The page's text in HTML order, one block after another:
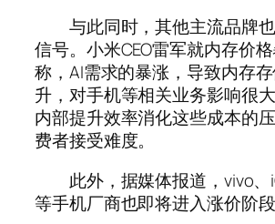
与此同时，其他主流品牌也
信号。小米CEO雷军就内存价
称，AI需求的暴涨，导致内存
升，对手机等相关业务影响很
内部提升效率消化这些成本的
费者接受难度。
此外，据媒体报道，vivo、
等手机厂商也即将进入涨价阶段